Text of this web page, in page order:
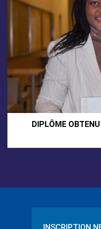
DIPLÔME